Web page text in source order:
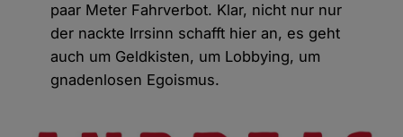
paar Meter Fahrverbot. Klar, nicht nur nur
der nackte Irrsinn schafft hier an, es geht
auch um Geldkisten, um Lobbying, um
gnadenlosen Egoismus.